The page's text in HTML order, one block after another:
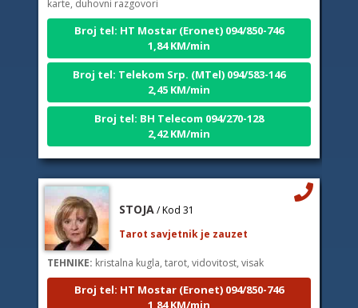
Broj tel: HT Mostar (Eronet) 094/850-746
1,84 KM/min
Broj tel: Telekom Srp. (MTel) 094/583-146
2,45 KM/min
Broj tel: BH Telecom 094/270-128
2,42 KM/min
TEHNIKE:kristalna kugla, tarot, vidovitost, visak
Broj tel: HT Mostar (Eronet) 094/850-746
1,84 KM/min